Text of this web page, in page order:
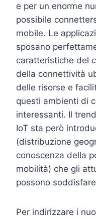
e per un enorme
possibile
mobile. Le
sposano
caratteristiche del
della connettività
delle risorse e
questi ambienti di
interessanti. Il
IoT sta però
(distribuzione
conoscenza della
mobilità) che gli
possono
Per indirizzare i